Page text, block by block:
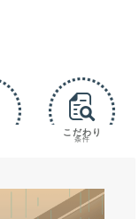
こだわり
条件